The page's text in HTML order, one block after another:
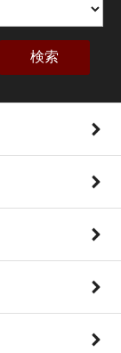
検索